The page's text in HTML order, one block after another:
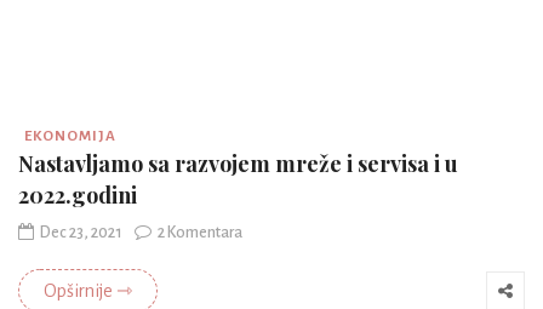
EKONOMIJA
Nastavljamo sa razvojem mreže i servisa i u
2022.godini
Dec 23, 2021 2 Komentara
Opširnije ⇾